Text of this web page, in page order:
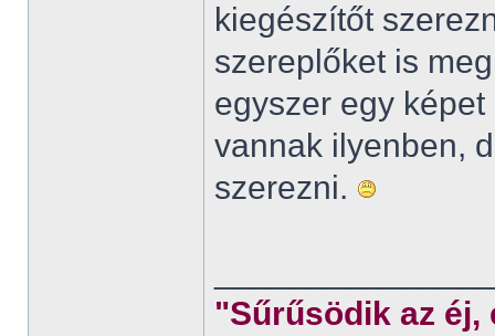
kiegészítőt
szereplőket is
egyszer egy
vannak ilyenben,
szerezni.
"Sűrűsödik az éj,